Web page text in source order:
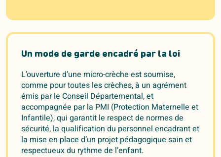
Un mode de garde encadré par la loi
L’ouverture d’une micro-crèche est soumise,
comme pour toutes les crèches, à un agrément
émis par le Conseil Départemental, et
accompagnée par la PMI (Protection Maternelle et
Infantile), qui garantit le respect de normes de
sécurité, la qualification du personnel encadrant et
la mise en place d’un projet pédagogique sain et
respectueux du rythme de l’enfant.